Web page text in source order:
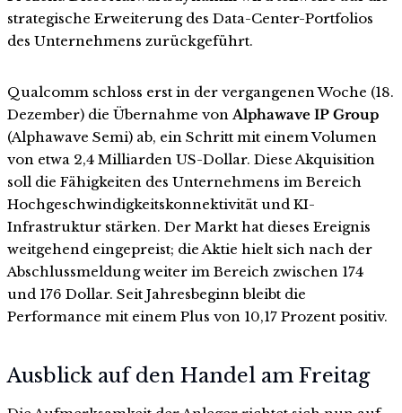
strategische Erweiterung des Data-Center-Portfolios
des Unternehmens zurückgeführt.
Qualcomm schloss erst in der vergangenen Woche (18.
Dezember) die Übernahme vonAlphawave IP Group
(Alphawave Semi) ab, ein Schritt mit einem Volumen
von etwa 2,4 Milliarden US-Dollar. Diese Akquisition
soll die Fähigkeiten des Unternehmens im Bereich
Hochgeschwindigkeitskonnektivität und KI-
Infrastruktur stärken. Der Markt hat dieses Ereignis
weitgehend eingepreist; die Aktie hielt sich nach der
Abschlussmeldung weiter im Bereich zwischen 174
und 176 Dollar. Seit Jahresbeginn bleibt die
Performance mit einem Plus von 10,17 Prozent positiv.
Ausblick auf den Handel am Freitag